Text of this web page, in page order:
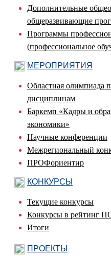
Дополнительные
общеразвивающие
Программы
(профессиональное
МЕРОПРИЯТИЯ
Областная олимпиада
дисциплинам
Баркемп «Кадры и
экономики»
Научные конференции
Межрегиональный
ПРОФориентир
КОНКУРСЫ
Текущие конкурсы
Конкурсы в рейтинг
Итоги
ПРОЕКТЫ